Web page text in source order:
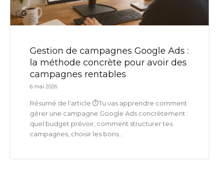
Gestion de campagnes Google Ads :
la méthode concrète pour avoir des
campagnes rentables
6 mai 2026
Résumé de l'article ⏱️Tu vas apprendre comment
gérer une campagne Google Ads concrètement :
quel budget prévoir, comment structurer tes
campagnes, choisir les bons...